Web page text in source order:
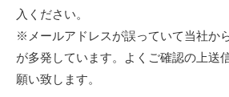
入ください。
※メールアドレスが誤っていて当社か
が多発しています。よくご確認の上送
願い致します。